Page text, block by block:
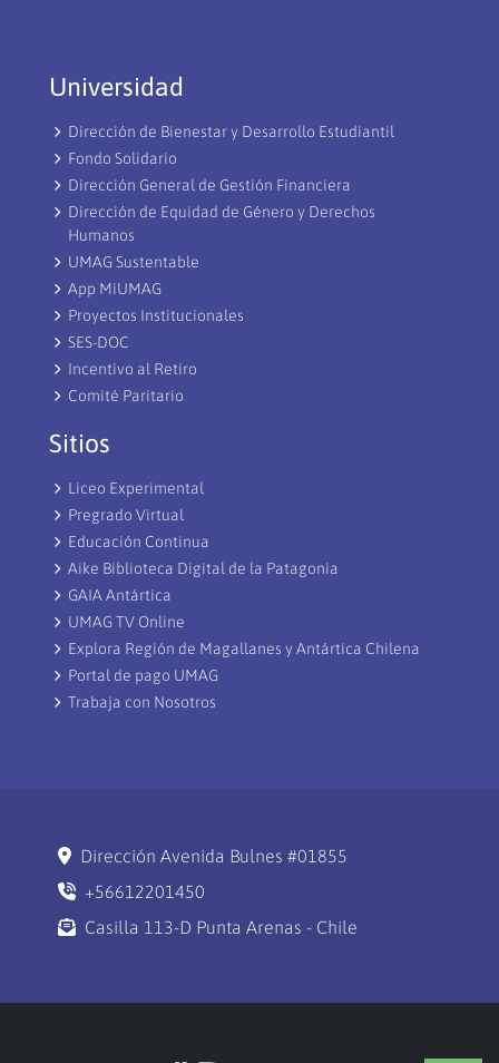
Universidad
Dirección de Bienestar y Desarrollo Estudiantil
Fondo Solidario
Dirección General de Gestión Financiera
Dirección de Equidad de Género y Derechos
Humanos
UMAG Sustentable
App MiUMAG
Proyectos Institucionales
SES-DOC
Incentivo al Retiro
Comité Paritario
Sitios
Liceo Experimental
Pregrado Virtual
Educación Continua
Aike Biblioteca Digital de la Patagonia
GAIA Antártica
UMAG TV Online
Explora Región de Magallanes y Antártica Chilena
Portal de pago UMAG
Trabaja con Nosotros
Dirección Avenida Bulnes #01855
+56612201450
Casilla 113-D Punta Arenas - Chile